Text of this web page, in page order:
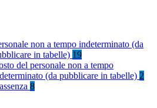
non a tempo indeterminato (da
in tabelle) 19
del personale non a tempo
(da pubblicare in tabelle) 2
8